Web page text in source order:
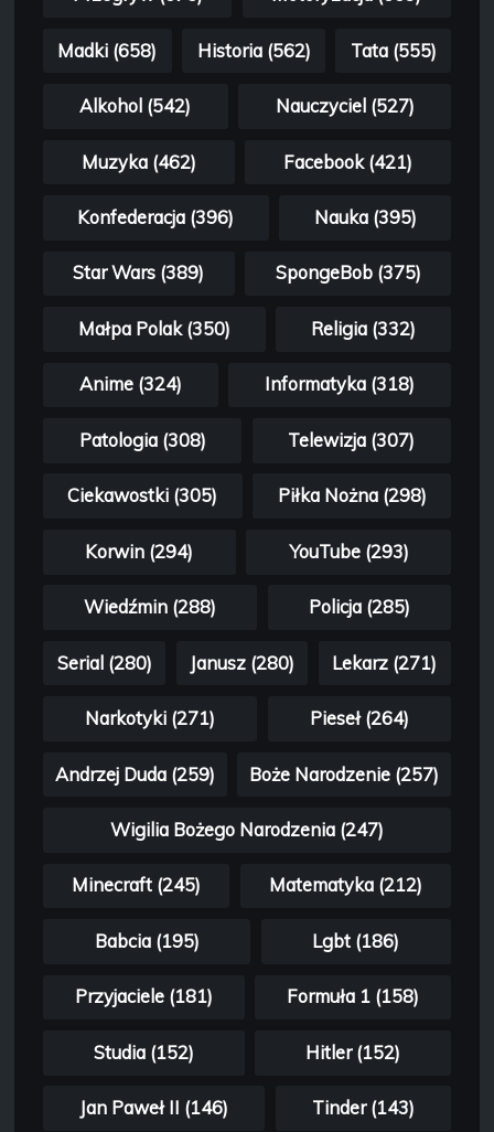
Madki (658) Historia (562) Tata (555)
Alkohol (542) Nauczyciel (527)
Muzyka (462) Facebook (421)
Konfederacja (396) Nauka (395)
Star Wars (389) SpongeBob (375)
Małpa Polak (350) Religia (332)
Anime (324) Informatyka (318)
Patologia (308) Telewizja (307)
Ciekawostki (305) Piłka Nożna (298)
Korwin (294) YouTube (293)
Wiedźmin (288) Policja (285)
Serial (280) Janusz (280) Lekarz (271)
Narkotyki (271) Pieseł (264)
Andrzej Duda (259) Boże Narodzenie (257)
Wigilia Bożego Narodzenia (247)
Minecraft (245) Matematyka (212)
Babcia (195) Lgbt (186)
Przyjaciele (181) Formuła 1 (158)
Studia (152) Hitler (152)
Jan Paweł II (146) Tinder (143)